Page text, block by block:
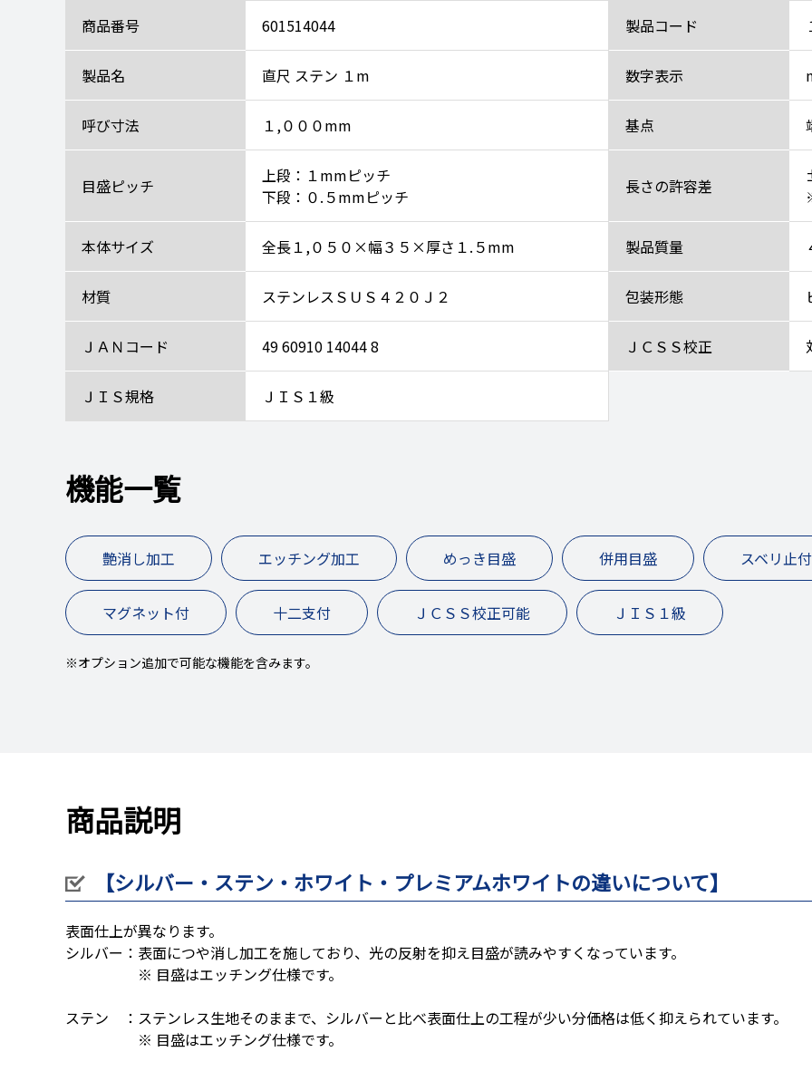
商品番号 601514044 製品コード
製品名 直尺 ステン １m 数字表示
呼び寸法 １,０００mm 基点
目盛ピッチ
上段：１mmピッチ
下段：０.５mmピッチ
長さの許容差
本体サイズ 全長１,０５０×幅３５×厚さ１.５mm 製品質量
材質 ステンレスＳＵＳ４２０Ｊ２ 包装形態
ＪＡＮコード 49 60910 14044 8 ＪＣＳＳ校正
ＪＩＳ規格 ＪＩＳ１級
機能一覧
艶消し加工 エッチング加工 めっき目盛 併用目盛 スベリ止付
マグネット付 十二支付 ＪＣＳＳ校正可能 ＪＩＳ１級
※オプション追加で可能な機能を含みます。
商品説明
【シルバー・ステン・ホワイト・プレミアムホワイトの違いについて】
表面仕上が異なります。
シルバー：表面につや消し加工を施しており、光の反射を抑え目盛が読みやすくなっています。
※ 目盛はエッチング仕様です。
ステン ：ステンレス生地そのままで、シルバーと比べ表面仕上の工程が少い分価格は低く抑えられています。
※ 目盛はエッチング仕様です。